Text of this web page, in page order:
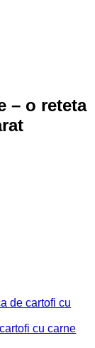
– o reteta
de cartofi cu
cu carne